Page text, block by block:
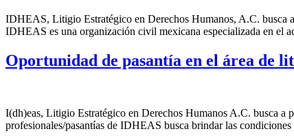
IDHEAS, Litigio Estratégico en Derechos Humanos, A.C. busca
IDHEAS es una organización civil mexicana especializada en el
Oportunidad de pasantía en el área de
I(dh)eas, Litigio Estratégico en Derechos Humanos A.C. busca a
profesionales/pasantías de IDHEAS busca brindar las